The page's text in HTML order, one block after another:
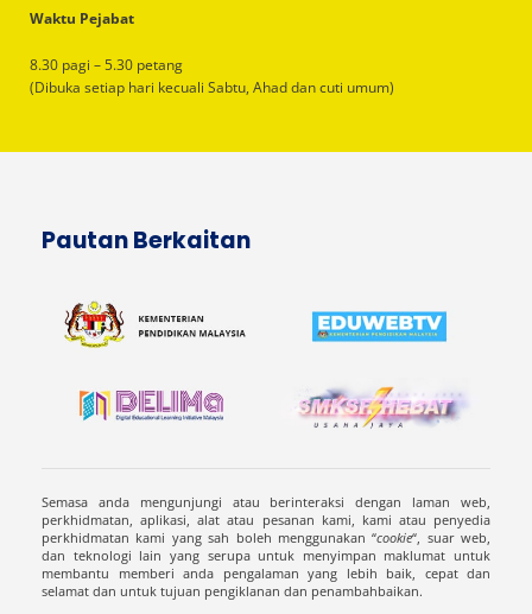
Waktu Pejabat
8.30 pagi – 5.30 petang
(Dibuka setiap hari kecuali Sabtu, Ahad dan cuti umum)
Pautan Berkaitan
Semasa anda mengunjungi atau berinteraksi dengan laman web,
perkhidmatan, aplikasi, alat atau pesanan kami, kami atau penyedia
perkhidmatan kami yang sah boleh menggunakan “cookie“, suar web,
dan teknologi lain yang serupa untuk menyimpan maklumat untuk
membantu memberi anda pengalaman yang lebih baik, cepat dan
selamat dan untuk tujuan pengiklanan dan penambahbaikan.